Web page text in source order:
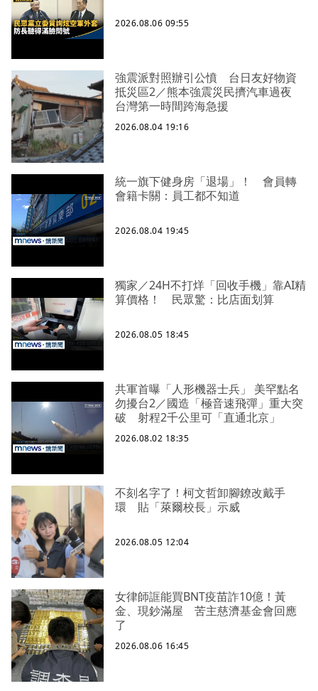
2026.08.06 09:55
強震派對照辦引公憤 台日友好物資
抵災區2／熊本強震災民擠汽車過夜
台灣第一時間跨海急援
2026.08.04 19:16
統一旗下健身房「退場」！ 會員轉
會籍卡關：員工都不知道
2026.08.04 19:45
獨家／24H不打烊「回收手機」靠AI精
算價格！ 民眾驚：比店面划算
2026.08.05 18:45
共軍首曝「人形機器士兵」 美罕點名
勿擾台2／國造「極音速飛彈」重大突
破 射程2千公里可「直通北京」
2026.08.02 18:35
不刻名字了！柯文哲卸腳鐐改戴手
環 貼「萊爾校長」示威
2026.08.05 12:04
女律師誆能買BNT疫苗詐10億！黃
金、現鈔滿屋 苦主慈濟基金會回應
了
2026.08.06 16:45